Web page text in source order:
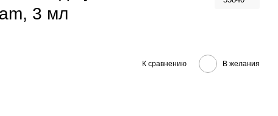
3 мл
К сравнению В желания